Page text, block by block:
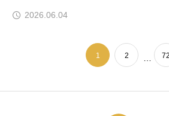
2026.06.04
1 2 72